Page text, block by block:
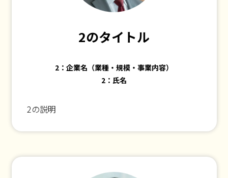
2のタイトル
2：企業名（業種・規模・事業内容）
2：氏名
2の説明